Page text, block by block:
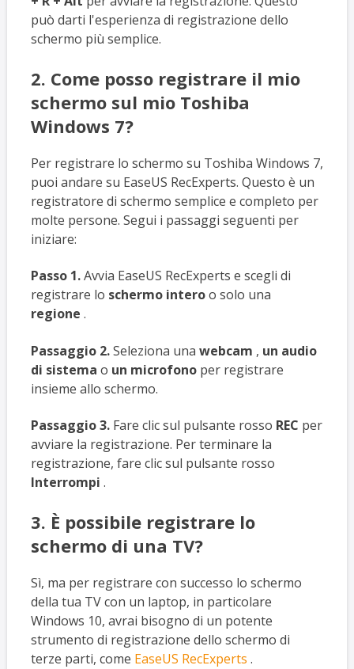
può darti l'esperienza di registrazione dello
schermo più semplice.
2. Come posso registrare il mio
schermo sul mio Toshiba
Windows 7?
Per registrare lo schermo su Toshiba Windows 7,
puoi andare su EaseUS RecExperts. Questo è un
registratore di schermo semplice e completo per
molte persone. Segui i passaggi seguenti per
iniziare:
Passo 1.Avvia EaseUS RecExperts e scegli di
registrare lo schermo interoo solo una
regione .
Passaggio 2.Seleziona una webcam , un audio
di sistema o un microfonoper registrare
insieme allo schermo.
Passaggio 3.Fare clic sul pulsante rosso REC per
avviare la registrazione. Per terminare la
registrazione, fare clic sul pulsante rosso
Interrompi .
3. È possibile registrare lo
schermo di una TV?
Sì, ma per registrare con successo lo schermo
della tua TV con un laptop, in particolare
Windows 10, avrai bisogno di un potente
strumento di registrazione dello schermo di
terze parti, come EaseUS RecExperts .